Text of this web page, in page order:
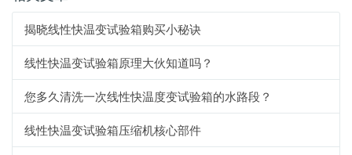
揭晓线性快温变试验箱购买小秘诀
线性快温变试验箱原理大伙知道吗？
您多久清洗一次线性快温度变试验箱的水路段？
线性快温变试验箱压缩机核心部件